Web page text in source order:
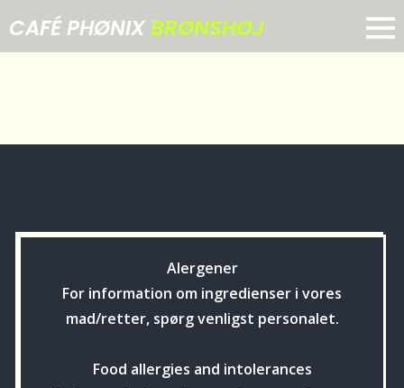
CAFÉ PHØNIXBRØNSHØJ
Alergener
For information om ingredienser i vores
mad/retter, spørg venligst personalet.
Food allergies and intolerances